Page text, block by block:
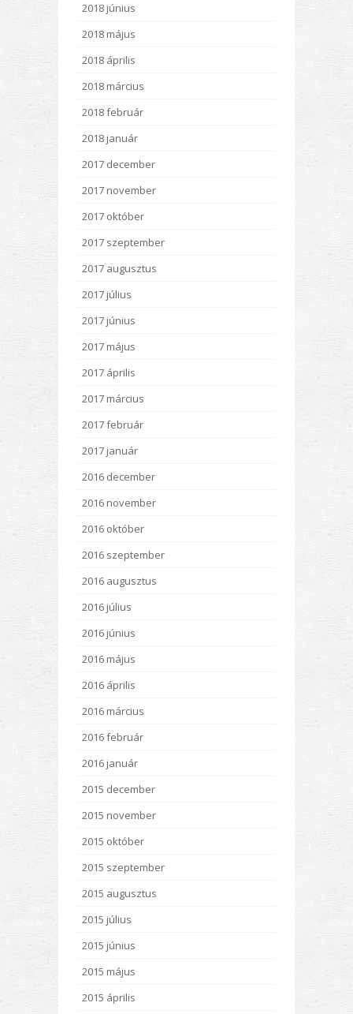
2018 június
2018 május
2018 április
2018 március
2018 február
2018 január
2017 december
2017 november
2017 október
2017 szeptember
2017 augusztus
2017 július
2017 június
2017 május
2017 április
2017 március
2017 február
2017 január
2016 december
2016 november
2016 október
2016 szeptember
2016 augusztus
2016 július
2016 június
2016 május
2016 április
2016 március
2016 február
2016 január
2015 december
2015 november
2015 október
2015 szeptember
2015 augusztus
2015 július
2015 június
2015 május
2015 április